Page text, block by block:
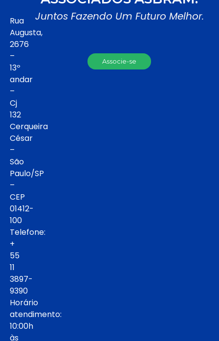
Rua
Augusta,
2676
–
13º
andar
–
Cj
132
Cerqueira
César
–
São
Paulo/SP
–
CEP
01412-
100
Telefone:
+
55
11
3897-
9390
Horário
atendimento:
10:00h
às
Juntos Fazendo Um Futuro Melhor.
Associe-se